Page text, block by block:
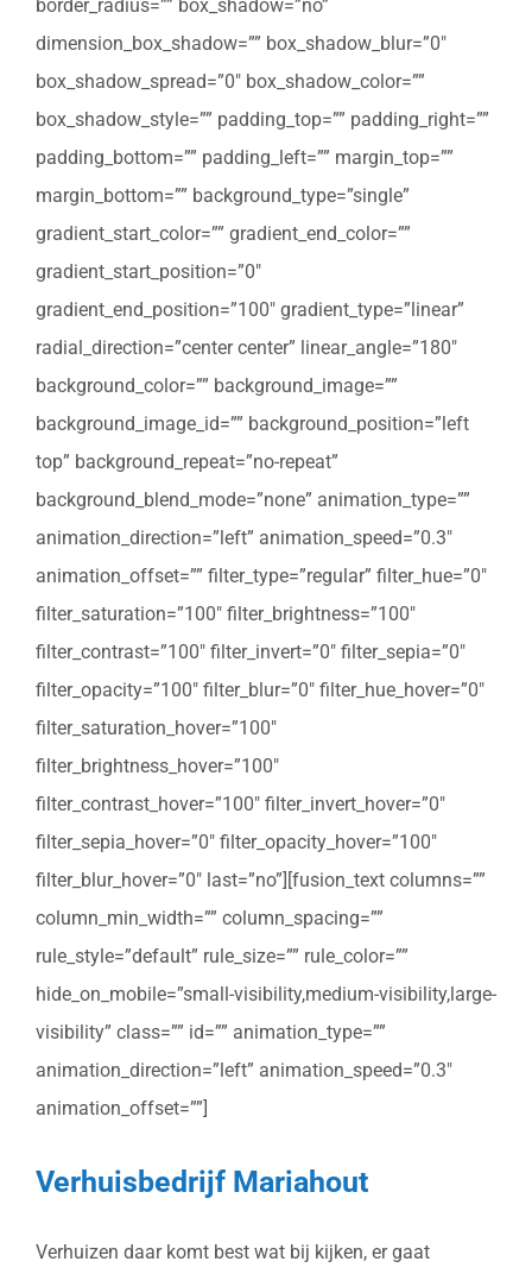
border_radius=”” box_shadow=”no”
dimension_box_shadow=”” box_shadow_blur=”0″
box_shadow_spread=”0″ box_shadow_color=””
box_shadow_style=”” padding_top=”” padding_right=””
padding_bottom=”” padding_left=”” margin_top=””
margin_bottom=”” background_type=”single”
gradient_start_color=”” gradient_end_color=””
gradient_start_position=”0″
gradient_end_position=”100″ gradient_type=”linear”
radial_direction=”center center” linear_angle=”180″
background_color=”” background_image=””
background_image_id=”” background_position=”left
top” background_repeat=”no-repeat”
background_blend_mode=”none” animation_type=””
animation_direction=”left” animation_speed=”0.3″
animation_offset=”” filter_type=”regular” filter_hue=”0″
filter_saturation=”100″ filter_brightness=”100″
filter_contrast=”100″ filter_invert=”0″ filter_sepia=”0″
filter_opacity=”100″ filter_blur=”0″ filter_hue_hover=”0″
filter_saturation_hover=”100″
filter_brightness_hover=”100″
filter_contrast_hover=”100″ filter_invert_hover=”0″
filter_sepia_hover=”0″ filter_opacity_hover=”100″
filter_blur_hover=”0″ last=”no”][fusion_text columns=””
column_min_width=”” column_spacing=””
rule_style=”default” rule_size=”” rule_color=””
hide_on_mobile=”small-visibility,medium-visibility,large-
visibility” class=”” id=”” animation_type=””
animation_direction=”left” animation_speed=”0.3″
animation_offset=””]
Verhuisbedrijf Mariahout
Verhuizen daar komt best wat bij kijken, er gaat